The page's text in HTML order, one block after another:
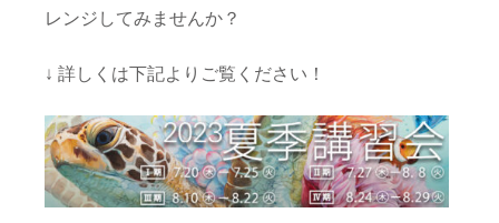
レンジしてみませんか？
↓ 詳しくは下記よりご覧ください！